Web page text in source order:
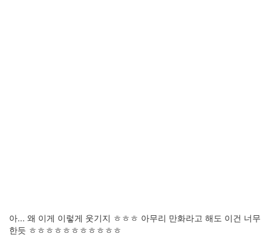
아... 왜 이게 이렇게 웃기지 ㅎㅎㅎ 아무리 만화라고 해도 이건 너무
한듯 ㅎㅎㅎㅎㅎㅎㅎㅎㅎㅎㅎ